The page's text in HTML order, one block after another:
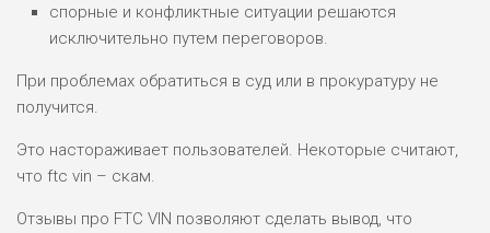
спорные и конфликтные ситуации решаются
исключительно путем переговоров.
При проблемах обратиться в суд или в прокуратуру не
получится.
Это настораживает пользователей. Некоторые считают,
что ftc vin – скам.
Отзывы про FTC VIN позволяют сделать вывод, что